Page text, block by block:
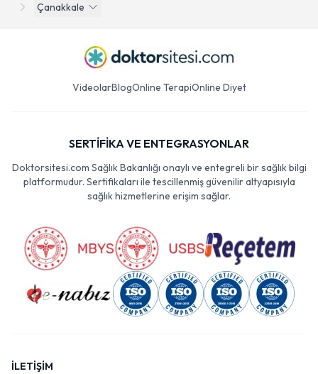
Çanakkale
VideolarBlogOnline TerapiOnline Diyet
SERTİFİKA VE ENTEGRASYONLAR
Doktorsitesi.com Sağlık Bakanlığı onaylı ve entegreli bir sağlık bilgi
platformudur. Sertifikaları ile tescillenmiş güvenilir altyapısıyla
sağlık hizmetlerine erişim sağlar.
İLETİŞİM